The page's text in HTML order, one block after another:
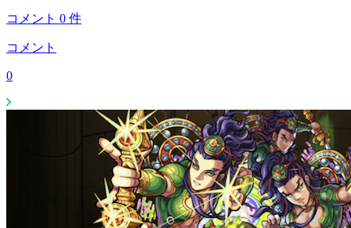
コメント 0 件
コメント
0